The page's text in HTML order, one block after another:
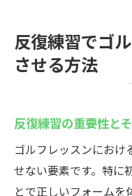
反復練習でゴ
させる方法
反復練習の重要性と
ゴルフレッスンにおけ
せない要素です。特に
とで正しいフォームを